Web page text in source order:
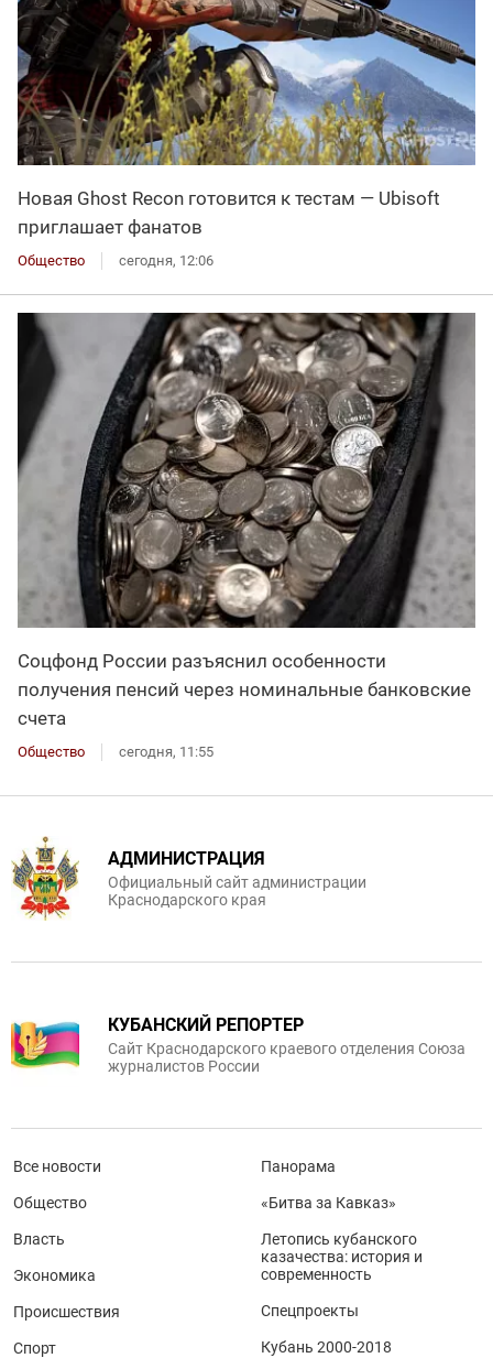
Новая Ghost Recon готовится к тестам — Ubisoft
приглашает фанатов
Общество сегодня, 12:06
Соцфонд России разъяснил особенности
получения пенсий через номинальные банковские
счета
Общество сегодня, 11:55
АДМИНИСТРАЦИЯ
Официальный сайт администрации
Краснодарского края
КУБАНСКИЙ РЕПОРТЕР
Сайт Краснодарского краевого отделения Союза
журналистов России
Все новости
Общество
Власть
Экономика
Происшествия
Спорт
Панорама
«Битва за Кавказ»
Летопись кубанского
казачества: история и
современность
Спецпроекты
Кубань 2000-2018